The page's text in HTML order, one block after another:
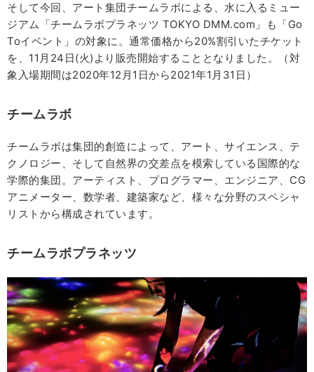
そして今回、アート集団チームラボによる、水に入るミュー
ジアム「チームラボプラネッツ TOKYO DMM.com」も「Go
Toイベント」の対象に。通常価格から20%割引いたチケット
を、11月24日(火)より販売開始することとなりました。（対
象入場期間は2020年12月1日から2021年1月31日）
チームラボ
チームラボは集団的創造によって、アート、サイエンス、テ
クノロジー、そして自然界の交差点を模索している国際的な
学際的集団。アーティスト、プログラマー、エンジニア、CG
アニメーター、数学者、建築家など、様々な分野のスペシャ
リストから構成されています。
チームラボプラネッツ